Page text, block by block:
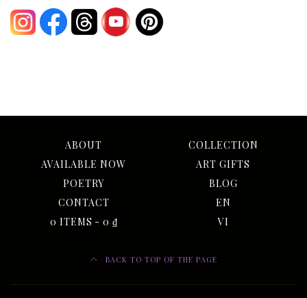
ABOUT
COLLECTION
AVAILABLE NOW
ART GIFTS
POETRY
BLOG
CONTACT
EN
0 ITEMS
0 ₫ VI
BACK TO TOP OF THE PAGE